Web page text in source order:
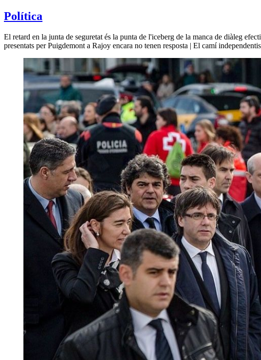
Política
El retard en la junta de seguretat és la punta de l'iceberg de la manca de diàleg
presentats per Puigdemont a Rajoy encara no tenen resposta | El camí